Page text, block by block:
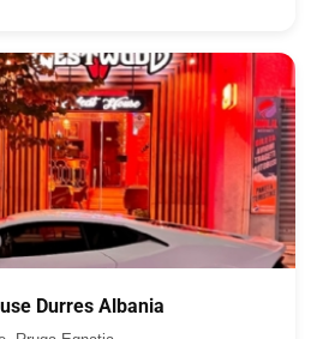
Durres Albania